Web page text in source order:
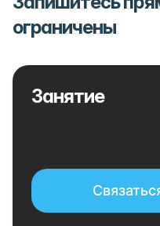
ограничены
Занятие